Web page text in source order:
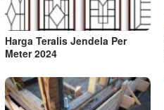
Harga Teralis Jendela Per
Meter 2024